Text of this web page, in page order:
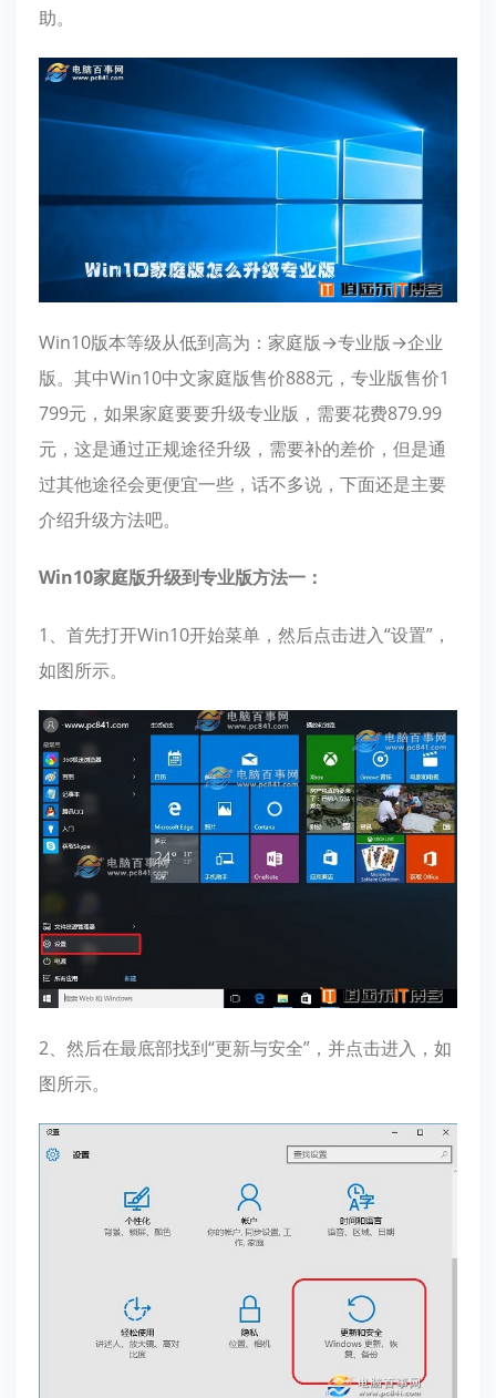
助。
Win10版本等级从低到高为：家庭版→专业版→企业
版。其中Win10中文家庭版售价888元，专业版售价1
799元，如果家庭要要升级专业版，需要花费879.99
元，这是通过正规途径升级，需要补的差价，但是通
过其他途径会更便宜一些，话不多说，下面还是主要
介绍升级方法吧。
Win10家庭版升级到专业版方法一：
1、首先打开Win10开始菜单，然后点击进入“设置”，
如图所示。
2、然后在最底部找到“更新与安全”，并点击进入，如
图所示。